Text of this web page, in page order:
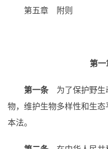
第五章 附则
第
第一条 为了保护野生
物，维护生物多样性和生
本法。